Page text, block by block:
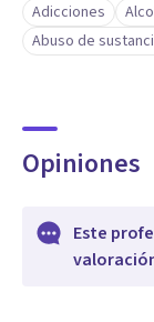
Adicciones
Abuso de
Opiniones
Este